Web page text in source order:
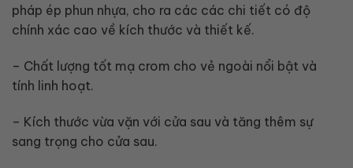
pháp ép phun nhựa, cho ra các các chi tiết có độ
chính xác cao về kích thước và thiết kế.
– Chất lượng tốt mạ crom cho vẻ ngoài nổi bật và
tính linh hoạt.
– Kích thước vừa vặn với cửa sau và tăng thêm sự
sang trọng cho cửa sau.